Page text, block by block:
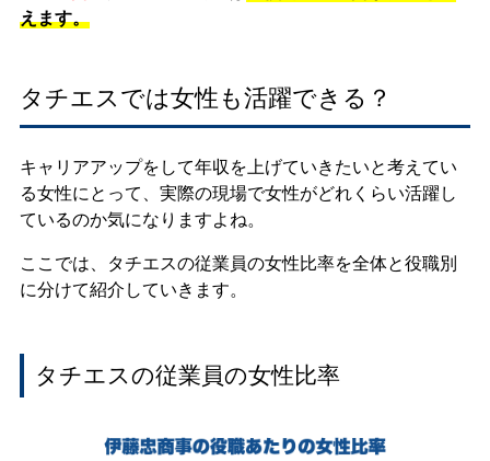
えます。
タチエスでは女性も活躍できる？
キャリアアップをして年収を上げていきたいと考えてい
る女性にとって、実際の現場で女性がどれくらい活躍し
ているのか気になりますよね。
ここでは、タチエスの従業員の女性比率を全体と役職別
に分けて紹介していきます。
タチエスの従業員の女性比率